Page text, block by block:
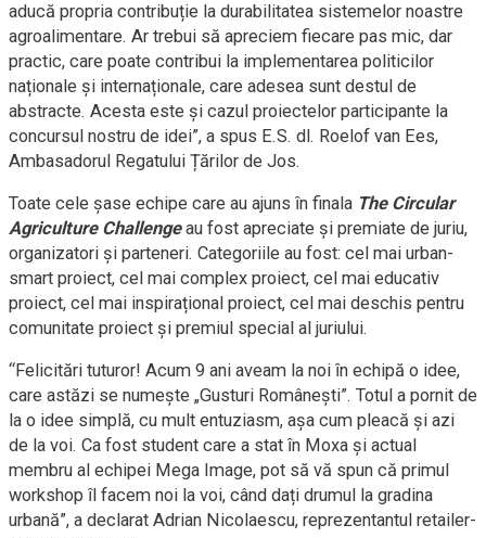
aducă propria contribuție la durabilitatea sistemelor noastre
agroalimentare. Ar trebui să apreciem fiecare pas mic, dar
practic, care poate contribui la implementarea politicilor
naționale și internaționale, care adesea sunt destul de
abstracte. Acesta este și cazul proiectelor participante la
concursul nostru de idei”, a spus E.S. dl. Roelof van Ees,
Ambasadorul Regatului Țărilor de Jos.
Toate cele șase echipe care au ajuns ȋn finala The Circular
Agriculture Challengeau fost apreciate și premiate de juriu,
organizatori și parteneri. Categoriile au fost: cel mai urban-
smart proiect, cel mai complex proiect, cel mai educativ
proiect, cel mai inspirațional proiect, cel mai deschis pentru
comunitate proiect și premiul special al juriului.
“Felicitări tuturor! Acum 9 ani aveam la noi ȋn echipă o idee,
care astăzi se numește „Gusturi Românești”. Totul a pornit de
la o idee simplă, cu mult entuziasm, așa cum pleacă și azi
de la voi. Ca fost student care a stat ȋn Moxa și actual
membru al echipei Mega Image, pot să vă spun că primul
workshop ȋl facem noi la voi, când dați drumul la gradina
urbană”, a declarat Adrian Nicolaescu, reprezentantul retailer-